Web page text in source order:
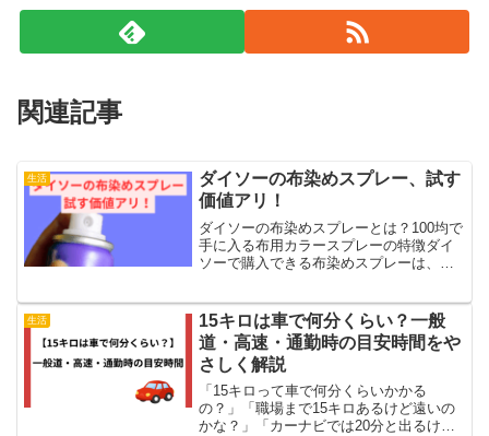
関連記事
生活
ダイソーの布染めスプレー、試す
価値アリ！
ダイソーの布染めスプレーとは？100均で
手に入る布用カラースプレーの特徴ダイ
ソーで購入できる布染めスプレーは、リ
サイズの缶に入ったスプレータイプなの
で、場所を取らず、収...
生活
15キロは車で何分くらい？一般
道・高速・通勤時の目安時間をや
さしく解説
「15キロって車で何分くらいかかる
の？」「職場まで15キロあるけど遠いの
かな？」「カーナビでは20分と出るけど